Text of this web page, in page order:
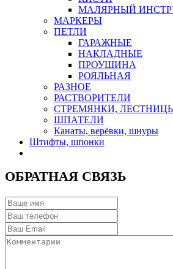
МАЛЯРНЫЙ
МАРКЕРЫ
ПЕТЛИ
ГАРАЖНЫЕ
НАКЛАДНЫЕ
ПРОУШИНА
РОЯЛЬНАЯ
РАЗНОЕ
РАСТВОРИТЕЛИ
СТРЕМЯНКИ,
ШПАТЕЛИ
Канаты, верёвки, шнуры
Штифты, шпонки
ОБРАТНАЯ СВЯЗЬ